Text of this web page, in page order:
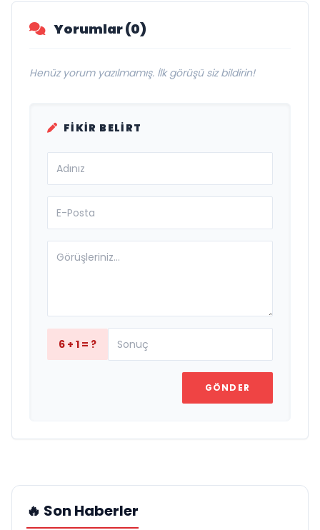
Yorumlar (0)
Henüz yorum yazılmamış. İlk görüşü siz bildirin!
FIKIR BELIRT
6 + 1 = ?
GÖNDER
🔥 Son Haberler